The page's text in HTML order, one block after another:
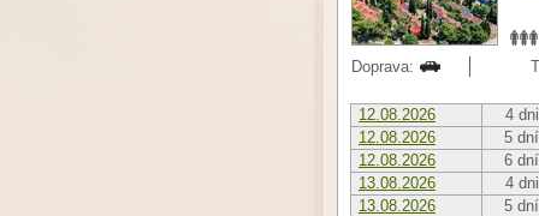
Doprava:
12.08.2026
4 dni
12.08.2026
5 dní
12.08.2026
6 dní
13.08.2026
4 dni
13.08.2026
5 dní